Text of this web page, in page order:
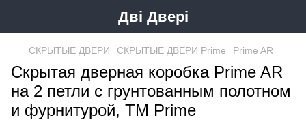
Дві Двері
СКРЫТЫЕ ДВЕРИ СКРЫТЫЕ ДВЕРИ Prime Prime AR
Скрытая дверная коробка Prime AR
на 2 петли с грунтованным полотном
и фурнитурой, ТМ Prime